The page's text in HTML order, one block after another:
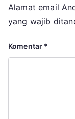
Alamat email
yang wajib
Komentar *